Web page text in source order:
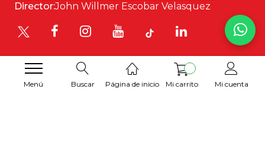
Menú Buscar Página de inicio Mi carrito Mi cuenta
Director:John Willmer Escobar Velasquez